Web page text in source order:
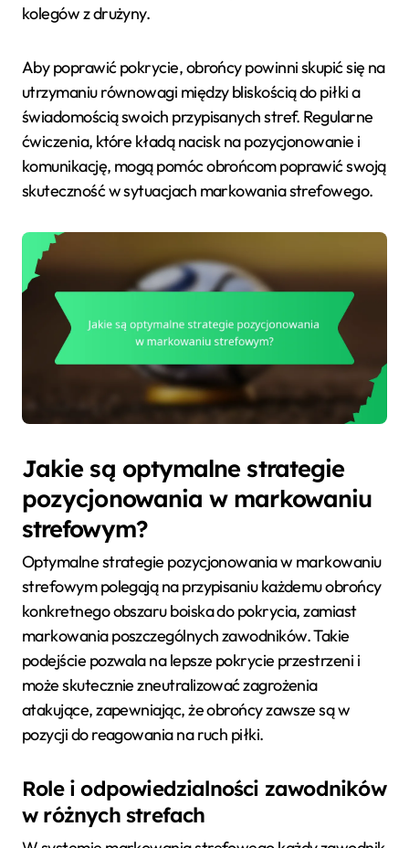
kolegów z drużyny.
Aby poprawić pokrycie, obrońcy powinni skupić się na
utrzymaniu równowagi między bliskością do piłki a
świadomością swoich przypisanych stref. Regularne
ćwiczenia, które kładą nacisk na pozycjonowanie i
komunikację, mogą pomóc obrońcom poprawić swoją
skuteczność w sytuacjach markowania strefowego.
Jakie są optymalne strategie
pozycjonowania w markowaniu
strefowym?
Optymalne strategie pozycjonowania w markowaniu
strefowym polegają na przypisaniu każdemu obrońcy
konkretnego obszaru boiska do pokrycia, zamiast
markowania poszczególnych zawodników. Takie
podejście pozwala na lepsze pokrycie przestrzeni i
może skutecznie zneutralizować zagrożenia
atakujące, zapewniając, że obrońcy zawsze są w
pozycji do reagowania na ruch piłki.
Role i odpowiedzialności zawodników
w różnych strefach